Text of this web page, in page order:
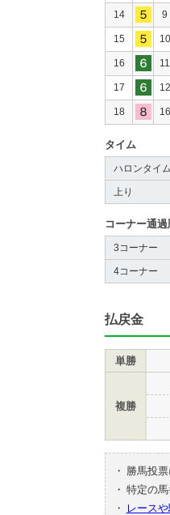
14 9
15 10
16 11
17 12
18 16
タイム
ハロンタイム
上り
コーナー通
3コーナー
4コーナー
払戻金
単勝
複勝
・
勝馬投
・ 特定の馬
・
レース